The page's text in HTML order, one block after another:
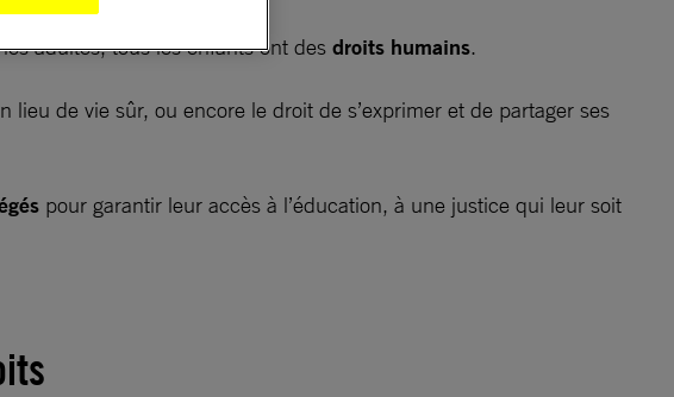
adultes, tous les enfants ont des droits humains.
de vie sûr, ou encore le droit de s’exprimer et de partager ses
pour garantir leur accès à l’éducation, à une justice qui leur soit